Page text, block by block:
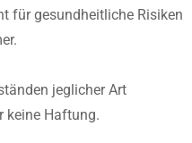
für gesundheitliche Risiken
jeglicher Art
keine Haftung.